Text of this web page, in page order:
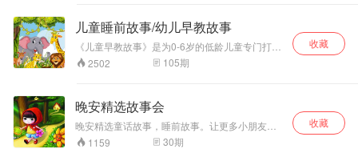
草人，铁皮樵夫与小胆狮。他们结伴而行，克服
了一个个困难，终于来到了翡翠城。但等待他们
的又是想不到的麻烦……
儿童睡前故事/幼儿早教故事
《儿童早教故事》是为0-6岁的低龄儿童专门打造
的一个启蒙教育类节目。0-6岁的宝宝是情商培养
的重要阶段，此阶段不适合发展逻辑思维，会影
宝身临童话世界的同时，潜移默化地明白许多生
活道理，引导宝宝树立良好的思想观念，传达情
感习惯给宝宝情商熏陶，让小朋友更加健康成
长。 喜欢的小朋友记得订阅并关注主播哟！
2502 105期
收藏
晚安精选故事会
晚安精选童话故事，睡前故事。让更多小朋友感
受童话世界的美妙，培养对大自然的爱心和感恩
1159 30期
收藏